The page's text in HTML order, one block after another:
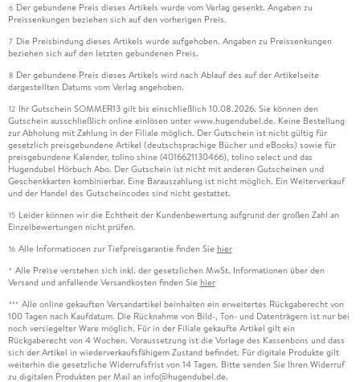
6 Der gebundene Preis dieses Artikels wurde vom Verlag gesenkt. Angaben zu
Preissenkungen beziehen sich auf den vorherigen Preis.
7 Die Preisbindung dieses Artikels wurde aufgehoben. Angaben zu Preissenkungen
beziehen sich auf den letzten gebundenen Preis.
8 Der gebundene Preis dieses Artikels wird nach Ablauf des auf der Artikelseite
dargestellten Datums vom Verlag angehoben.
12 Ihr Gutschein SOMMER13 gilt bis einschließlich 10.08.2026. Sie können den
Gutschein ausschließlich online einlösen unter www.hugendubel.de. Keine Bestellung
zur Abholung mit Zahlung in der Filiale möglich. Der Gutschein ist nicht gültig für
gesetzlich preisgebundene Artikel (deutschsprachige Bücher und eBooks) sowie für
preisgebundene Kalender, tolino shine (4016621130466), tolino select und das
Hugendubel Hörbuch Abo. Der Gutschein ist nicht mit anderen Gutscheinen und
Geschenkkarten kombinierbar. Eine Barauszahlung ist nicht möglich. Ein Weiterverkauf
und der Handel des Gutscheincodes sind nicht gestattet.
15 Leider können wir die Echtheit der Kundenbewertung aufgrund der großen Zahl an
Einzelbewertungen nicht prüfen.
16 Alle Informationen zur Tiefpreisgarantie finden Sie hier
* Alle Preise verstehen sich inkl. der gesetzlichen MwSt. Informationen über den
Versand und anfallende Versandkosten finden Sie hier
*** Alle online gekauften Versandartikel beinhalten ein erweitertes Rückgaberecht von
100 Tagen nach Kaufdatum. Die Rücknahme von Bild-, Ton- und Datenträgern ist nur bei
noch versiegelter Ware möglich. Für in der Filiale gekaufte Artikel gilt ein
Rückgaberecht von 4 Wochen. Voraussetzung ist die Vorlage des Kassenbons und dass
sich der Artikel in wiederverkaufsfähigem Zustand befindet. Für digitale Produkte gilt
weiterhin die gesetzliche Widerrufsfrist von 14 Tagen. Bitte senden Sie Ihren Widerruf
zu digitalen Produkten per Mail an info@hugendubel.de.